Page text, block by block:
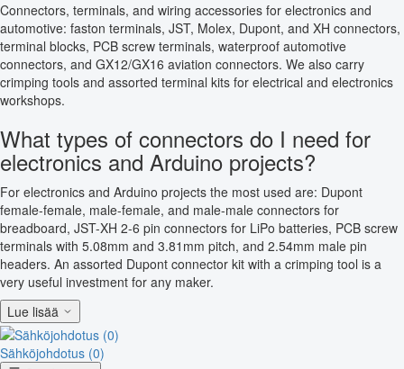
Connectors, terminals, and wiring accessories for electronics and
automotive: faston terminals, JST, Molex, Dupont, and XH connectors,
terminal blocks, PCB screw terminals, waterproof automotive
connectors, and GX12/GX16 aviation connectors. We also carry
crimping tools and assorted terminal kits for electrical and electronics
workshops.
What types of connectors do I need for
electronics and Arduino projects?
For electronics and Arduino projects the most used are: Dupont
female-female, male-female, and male-male connectors for
breadboard, JST-XH 2-6 pin connectors for LiPo batteries, PCB screw
terminals with 5.08mm and 3.81mm pitch, and 2.54mm male pin
headers. An assorted Dupont connector kit with a crimping tool is a
very useful investment for any maker.
Lue lisää
Sähköjohdotus (0)